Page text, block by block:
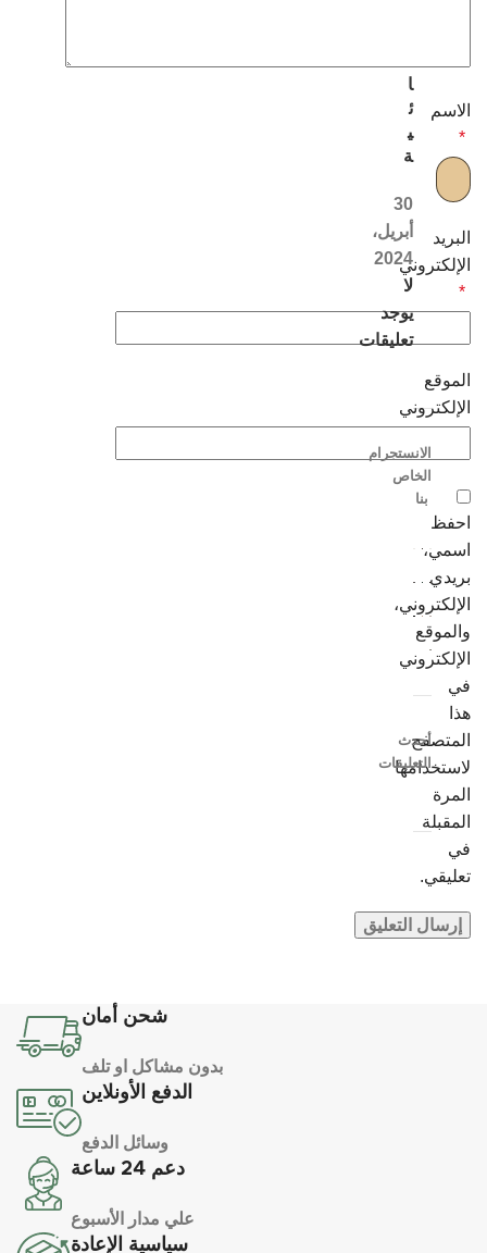
الاسم
*
البريد
الإلكتروني
*
الموقع
الإلكتروني
احفظ
اسمي،
بريدي
الإلكتروني،
والموقع
الإلكتروني
في
هذا
المتصفح
لاستخدامها
المرة
المقبلة
في
تعليقي.
ا
ئ
ي
ة
30
أبريل،
2024
لا
يوجد
تعليقات
الانستجرام
الخاص
بنا
أحدث
التعليقات
شحن أمان
بدون مشاكل او تلف
الدفع الأونلاين
وسائل الدفع
دعم 24 ساعة
علي مدار الأسبوع
سياسية الإعادة